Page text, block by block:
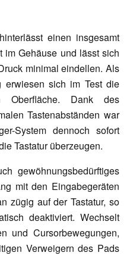
einen insgesamt
im Gehäuse und lässt sich
minimal eindellen. Als
erwiesen sich im Test die
Dank des
Tastenabständen war
System dennoch sofort
Tastatur überzeugen.
gewöhnungsbedürftiges
mit den Eingabegeräten
zügig auf der Tastatur, so
deaktiviert. Wechselt
und Cursorbewegungen,
Verweigern des Pads